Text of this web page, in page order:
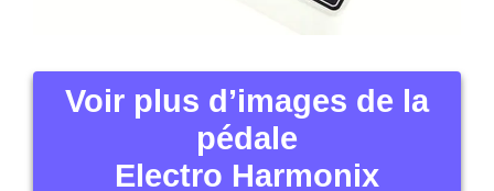
Voir plus d’images de la
pédale
Electro Harmonix